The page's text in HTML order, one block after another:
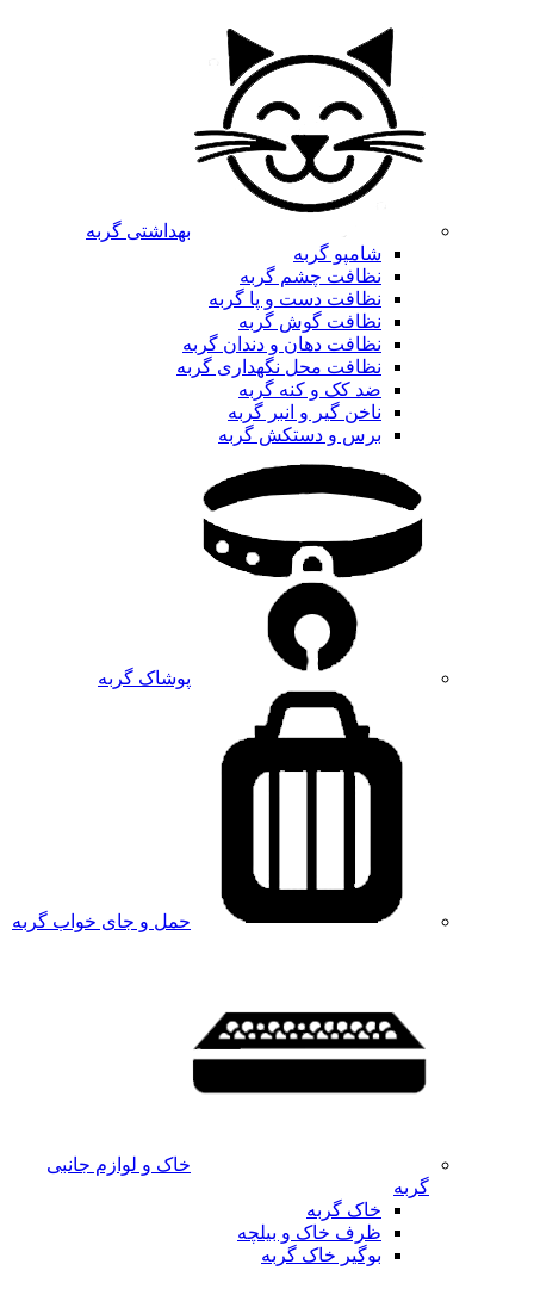
بهداشتی گربه
شامپو گربه
نظافت چشم گربه
نظافت دست و پا گربه
نظافت گوش گربه
نظافت دهان و دندان گربه
نظافت محل نگهداری گربه
ضد کک و کنه گربه
ناخن گیر و انبر گربه
برس و دستکش گربه
پوشاک گربه
حمل و جای خواب گربه
خاک و لوازم جانبی
گربه
خاک گربه
ظرف خاک و بیلچه
بوگیر خاک گربه